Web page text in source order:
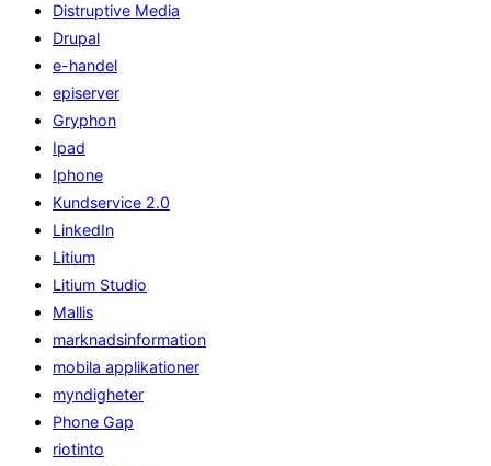
Distruptive Media
Drupal
e-handel
episerver
Gryphon
Ipad
Iphone
Kundservice 2.0
LinkedIn
Litium
Litium Studio
Mallis
marknadsinformation
mobila applikationer
myndigheter
Phone Gap
riotinto